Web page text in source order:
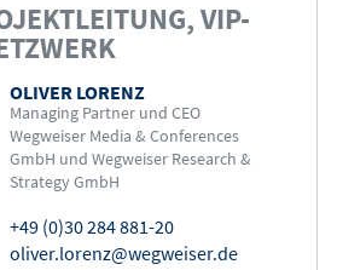
VIP-
OLIVER LORENZ
Managing Partner und CEO
Wegweiser Media & Conferences
GmbH und Wegweiser Research &
Strategy GmbH
+49 (0)30 284 881-20
oliver.lorenz@wegweiser.de